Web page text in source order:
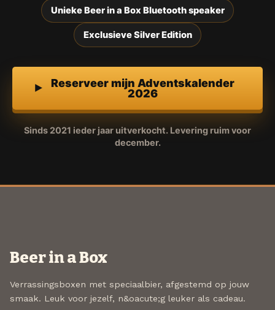
Unieke Beer in a Box Bluetooth speaker
Exclusieve Silver Edition
Reserveer mijn Adventskalender
2026
Sinds 2021 ieder jaar uitverkocht. Levering ruim voor
december.
Beer in a Box
Verrassingsboxen met speciaalbier, afgestemd op jouw
smaak. Leuk voor jezelf, n&oacute;g leuker als cadeau.